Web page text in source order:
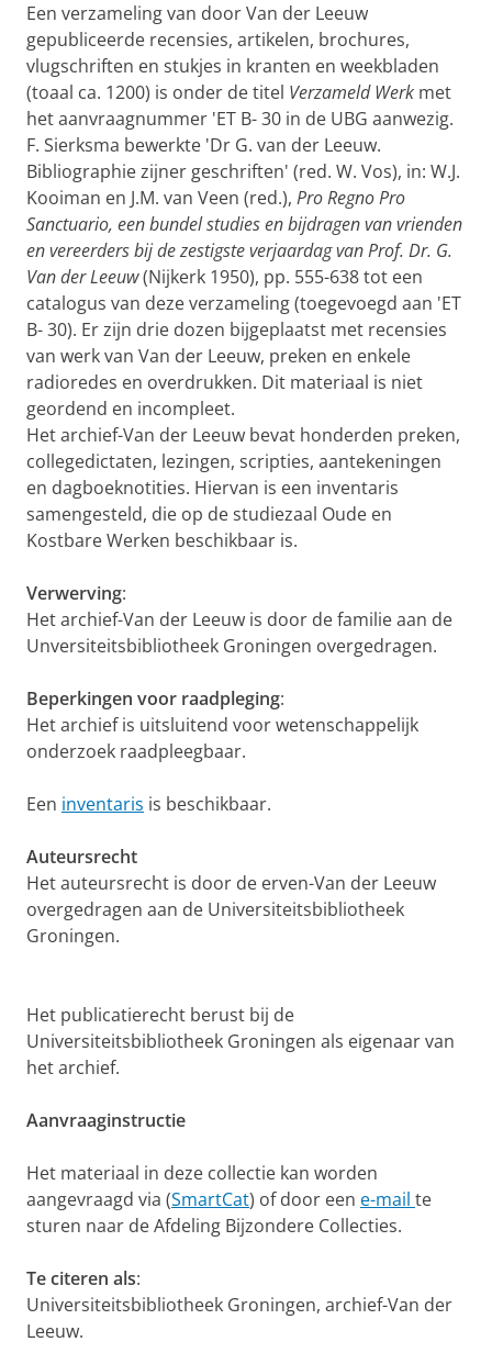
Een verzameling van door Van der Leeuw
gepubliceerde recensies, artikelen, brochures,
vlugschriften en stukjes in kranten en weekbladen
(toaal ca. 1200) is onder de titel Verzameld Werk met
het aanvraagnummer 'ET B- 30 in de UBG aanwezig.
F. Sierksma bewerkte 'Dr G. van der Leeuw.
Bibliographie zijner geschriften' (red. W. Vos), in: W.J.
Kooiman en J.M. van Veen (red.), Pro Regno Pro
Sanctuario, een bundel studies en bijdragen van vrienden
en vereerders bij de zestigste verjaardag van Prof. Dr. G.
Van der Leeuw(Nijkerk 1950), pp. 555-638 tot een
catalogus van deze verzameling (toegevoegd aan 'ET
B- 30). Er zijn drie dozen bijgeplaatst met recensies
van werk van Van der Leeuw, preken en enkele
radioredes en overdrukken. Dit materiaal is niet
geordend en incompleet.
Het archief-Van der Leeuw bevat honderden preken,
collegedictaten, lezingen, scripties, aantekeningen
en dagboeknotities. Hiervan is een inventaris
samengesteld, die op de studiezaal Oude en
Kostbare Werken beschikbaar is.
Verwerving:
Het archief-Van der Leeuw is door de familie aan de
Unversiteitsbibliotheek Groningen overgedragen.
Beperkingen voor raadpleging:
Het archief is uitsluitend voor wetenschappelijk
onderzoek raadpleegbaar.
Een inventaris is beschikbaar.
Auteursrecht
Het auteursrecht is door de erven-Van der Leeuw
overgedragen aan de Universiteitsbibliotheek
Groningen.
Het publicatierecht berust bij de
Universiteitsbibliotheek Groningen als eigenaar van
het archief.
Aanvraaginstructie
Het materiaal in deze collectie kan worden
aangevraagd via (SmartCat) of door een e-mail te
sturen naar de Afdeling Bijzondere Collecties.
Te citeren als:
Universiteitsbibliotheek Groningen, archief-Van der
Leeuw.